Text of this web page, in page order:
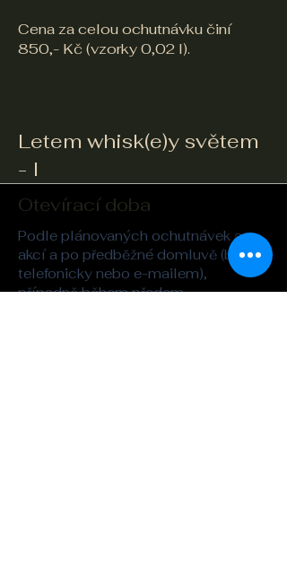
Cena za celou ochutnávku činí
850,- Kč (vzorky 0,02 l).
Letem whisk(e)y světem
- I
Otevírací doba
Podle plánovaných ochutnávek a
akcí a po předběžné domluvě (buď
telefonicky nebo e-mailem),
případně během předem